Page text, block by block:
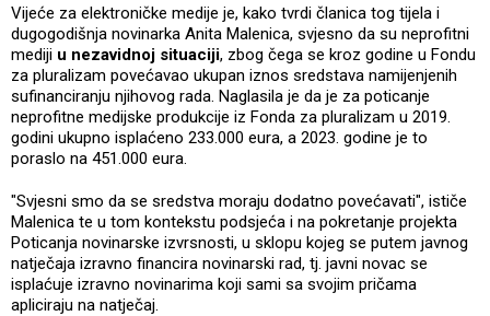
Vijeće za elektroničke medije je, kako tvrdi članica tog tijela i
dugogodišnja novinarka Anita Malenica, svjesno da su neprofitni
mediji u nezavidnoj situaciji, zbog čega se kroz godine u Fondu
za pluralizam povećavao ukupan iznos sredstava namijenjenih
sufinanciranju njihovog rada. Naglasila je da je za poticanje
neprofitne medijske produkcije iz Fonda za pluralizam u 2019.
godini ukupno isplaćeno 233.000 eura, a 2023. godine je to
poraslo na 451.000 eura.
"Svjesni smo da se sredstva moraju dodatno povećavati", ističe
Malenica te u tom kontekstu podsjeća i na pokretanje projekta
Poticanja novinarske izvrsnosti, u sklopu kojeg se putem javnog
natječaja izravno financira novinarski rad, tj. javni novac se
isplaćuje izravno novinarima koji sami sa svojim pričama
apliciraju na natječaj.